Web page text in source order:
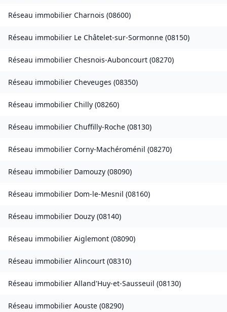
Réseau immobilier Charnois (08600)
Réseau immobilier Le Châtelet-sur-Sormonne (08150)
Réseau immobilier Chesnois-Auboncourt (08270)
Réseau immobilier Cheveuges (08350)
Réseau immobilier Chilly (08260)
Réseau immobilier Chuffilly-Roche (08130)
Réseau immobilier Corny-Machéroménil (08270)
Réseau immobilier Damouzy (08090)
Réseau immobilier Dom-le-Mesnil (08160)
Réseau immobilier Douzy (08140)
Réseau immobilier Aiglemont (08090)
Réseau immobilier Alincourt (08310)
Réseau immobilier Alland'Huy-et-Sausseuil (08130)
Réseau immobilier Aouste (08290)